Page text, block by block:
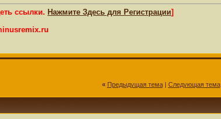
ссылки. Нажмите Здесь для Регистрации]
« Предыдущая тема| Следующая тема